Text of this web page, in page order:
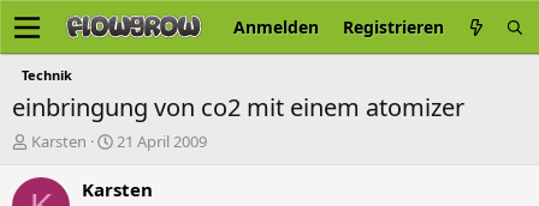
Anmelden Registrieren
Technik
einbringung von co2 mit einem atomizer
E
s
Karsten
E
s
21 April 2009
Karsten